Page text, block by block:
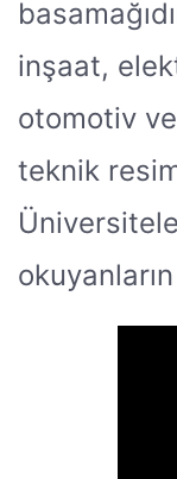
inşaat,
otomotiv
teknik resim